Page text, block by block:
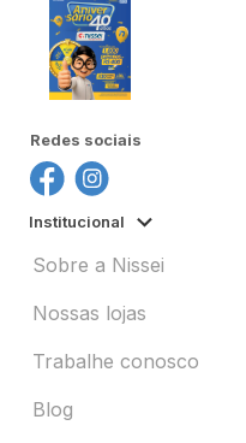
Redes sociais
Institucional
Sobre a Nissei
Nossas lojas
Trabalhe conosco
Blog